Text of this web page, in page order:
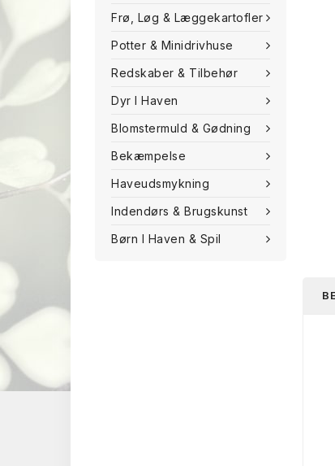
Frø, Løg & Læggekartofler
Potter & Minidrivhuse
Redskaber & Tilbehør
Dyr I Haven
Blomstermuld & Gødning
Bekæmpelse
Haveudsmykning
Indendørs & Brugskunst
Børn I Haven & Spil